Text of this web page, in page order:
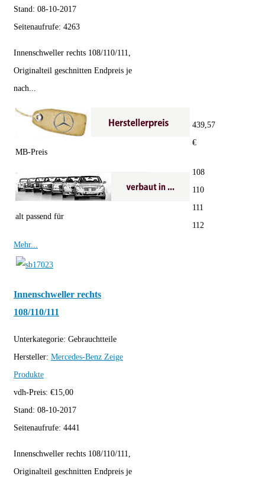
Stand: 08-10-2017
Seitenaufrufe: 4263
Innenschweller rechts 108/110/111,
Originalteil geschnitten Endpreis je
nach...
MB-Preis
439,57
€
alt passend für
108
110
111
112
Mehr...
Innenschweller rechts
108/110/111
Unterkategorie: Gebrauchtteile
Hersteller: Mercedes-Benz Zeige
Produkte
vdh-Preis: €15,00
Stand: 08-10-2017
Seitenaufrufe: 4441
Innenschweller rechts 108/110/111,
Originalteil geschnitten Endpreis je